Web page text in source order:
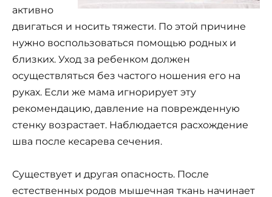
активно
двигаться и носить тяжести. По этой причине
нужно воспользоваться помощью родных и
близких. Уход за ребенком должен
осуществляться без частого ношения его на
руках. Если же мама игнорирует эту
рекомендацию, давление на поврежденную
стенку возрастает. Наблюдается расхождение
шва после кесарева сечения.
Существует и другая опасность. После
естественных родов мышечная ткань начинает